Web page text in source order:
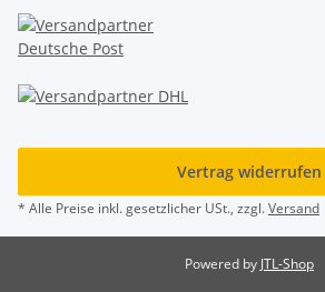
Vertrag widerrufen
* Alle Preise inkl. gesetzlicher USt., zzgl.Versand
Powered by JTL-Shop